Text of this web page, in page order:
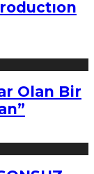
Olan Bir